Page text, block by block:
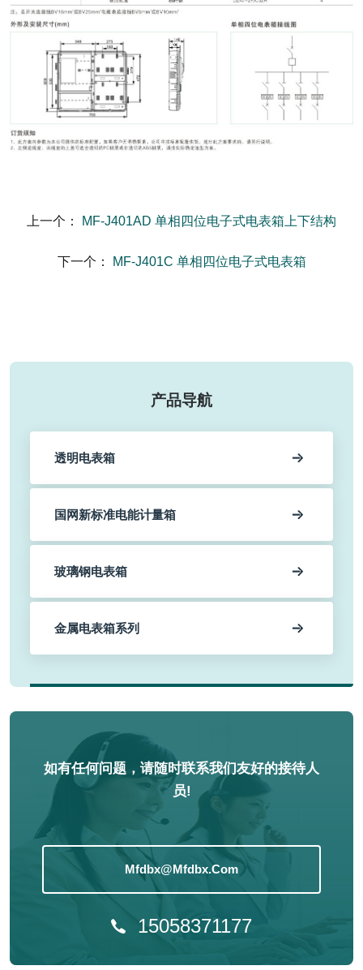
产品导航
透明电表箱
国网新标准电能计量箱
玻璃钢电表箱
金属电表箱系列
如有任何问题，请随时联系我们友好的接待人
员!
Mfdbx@mfdbx.com
15058371177
上一个： MF-J401AD 单相四位电子式电表箱上下结构
下一个： MF-J401C 单相四位电子式电表箱